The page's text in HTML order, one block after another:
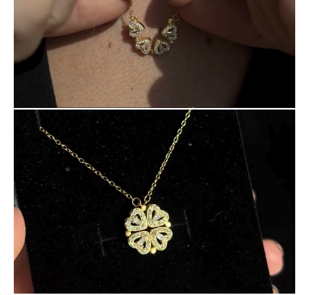
fonction de facteurs externes. Les dates de livraison exactes ne
peuvent être garanties.
N'hésitez pas à nous contacter à l'adresse support@ziella.co si
vous avez d'autres questions ; notre équipe se fera un plaisir de
vous répondre dans les plus brefs délais !